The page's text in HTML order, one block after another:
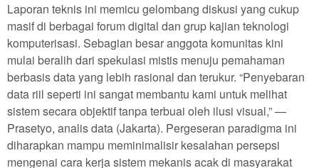
Laporan teknis ini memicu gelombang diskusi yang cukup
masif di berbagai forum digital dan grup kajian teknologi
komputerisasi. Sebagian besar anggota komunitas kini
mulai beralih dari spekulasi mistis menuju pemahaman
berbasis data yang lebih rasional dan terukur. “Penyebaran
data riil seperti ini sangat membantu kami untuk melihat
sistem secara objektif tanpa terbuai oleh ilusi visual,” —
Prasetyo, analis data (Jakarta). Pergeseran paradigma ini
diharapkan mampu meminimalisir kesalahan persepsi
mengenai cara kerja sistem mekanis acak di masyarakat